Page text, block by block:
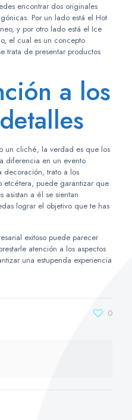
encontrar dos originales
Por un lado está el Hot
y por otro lado está el Ice
el cual es un concepto
trata de presentar productos
a los
un cliché, la verdad es que los
diferencia en un evento
decoración, trato a los
etcétera, puede garantizar que
asistan a él se sientan
lograr el objetivo que te has
exitoso puede parecer
atención a los aspectos
una estupenda experiencia
0